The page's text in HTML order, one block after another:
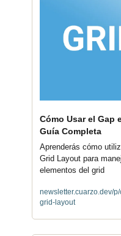
Cómo Usar el Gap
Guía Completa
Aprenderás cómo
Grid Layout para
elementos del grid
newsletter.cuarzo.dev/
grid-layout